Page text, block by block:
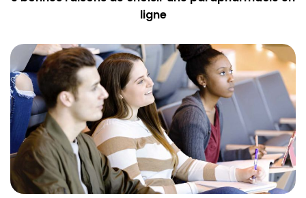
ligne